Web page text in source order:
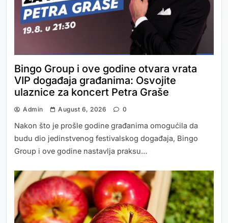
Bingo Group i ove godine otvara vrata
VIP događaja građanima: Osvojite
ulaznice za koncert Petra Graše
Admin August 6, 2026 0
Nakon što je prošle godine građanima omogućila da
budu dio jedinstvenog festivalskog događaja, Bingo
Group i ove godine nastavlja praksu…